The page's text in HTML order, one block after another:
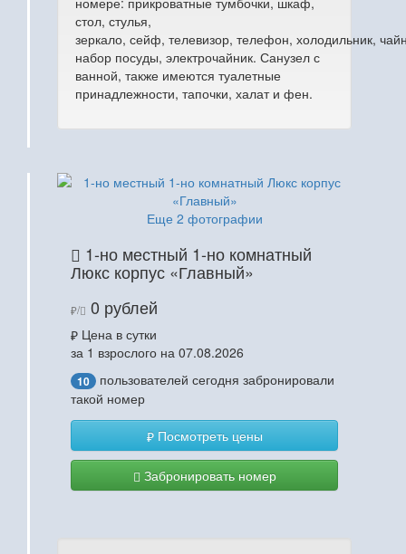
стол, стулья,
зеркало, сейф, телевизор, телефон, холодильник,
набор посуды, электрочайник. Санузел с
ванной, также имеются туалетные
принадлежности, тапочки, халат и фен.
Еще 2 фотографии
1-но местный 1-но комнатный
Люкс корпус «Главный»
/ 0 рублей
Цена в сутки
за 1 взрослого на 07.08.2026
10
пользователей сегодня забронировали
такой номер
Посмотреть цены
Забронировать номер